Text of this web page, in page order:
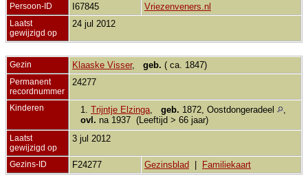
Persoon-ID I67845 Vriezenveners.nl
Laatst
gewijzigd op
24 jul 2012
Gezin Klaaske Visser, geb. ( ca. 1847)
Permanent
recordnummer
24277
Kinderen 1. Trijntje Elzinga geb. 1872, Oostdongeradeel
ovl. na 1937 (Leeftijd > 66 jaar)
Laatst
gewijzigd op
3 jul 2012
Gezins-ID F24277 Gezinsblad Familiekaart